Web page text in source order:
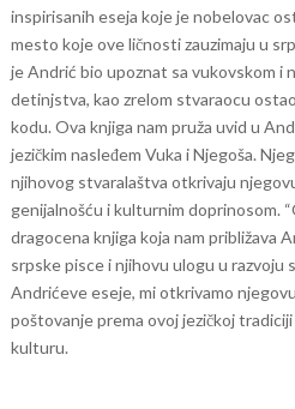
inspirisanih eseja koje je nobelovac
mesto koje ove ličnosti zauzimaju u
je Andrić bio upoznat sa vukovskom i
detinjstva, kao zrelom stvaraocu
kodu. Ova knjiga nam pruža uvid u
jezičkim nasleđem Vuka i Njegoša.
njihovog stvaralaštva otkrivaju
genijalnošću i kulturnim doprinosom.
dragocena knjiga koja nam približava
srpske pisce i njihovu ulogu u razvoju
Andrićeve eseje, mi otkrivamo
poštovanje prema ovoj jezičkoj
kulturu.